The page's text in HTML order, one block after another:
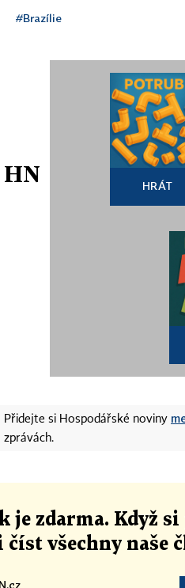
#Brazílie
HRÁT
Přidejte si Hospodářské noviny
zprávách.
je zdarma. Když
číst všechny naše